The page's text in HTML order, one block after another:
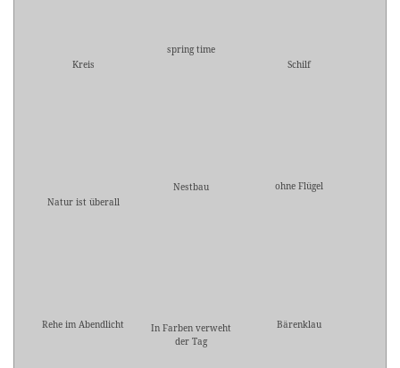
Kreis
spring time
Schilf
Natur ist überall
Nestbau ohne Flügel
Rehe im Abendlicht
In Farben verweht
der Tag
Bärenklau